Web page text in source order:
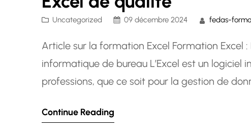
Uncategorized 09 décembre 2024 fedas-
Article sur la formation Excel Formation Excel
informatique de bureau L’Excel est un logiciel
professions, que ce soit pour la gestion de
améliorer votre efficacité au quotidien. Une
Continue Reading